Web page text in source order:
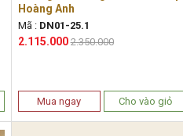
Hoàng Anh
Mã : DN01-25.1
2.115.0002.350.000
Mua ngay Cho vào giỏ